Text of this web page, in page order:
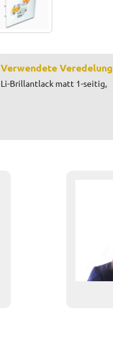
Verwendete Veredelung
Li-Brillantlack matt 1-seitig,